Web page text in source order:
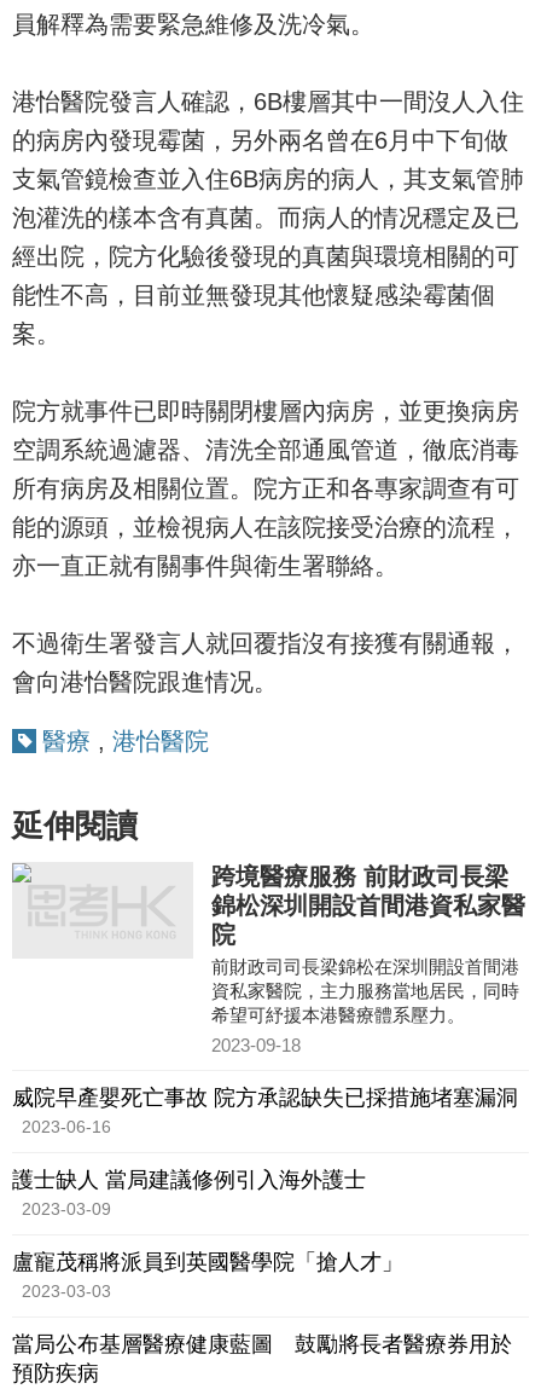
員解釋為需要緊急維修及洗冷氣。
港怡醫院發言人確認，6B樓層其中一間沒人入住
的病房內發現霉菌，另外兩名曾在6月中下旬做
支氣管鏡檢查並入住6B病房的病人，其支氣管肺
泡灌洗的樣本含有真菌。而病人的情况穩定及已
經出院，院方化驗後發現的真菌與環境相關的可
能性不高，目前並無發現其他懷疑感染霉菌個
案。
院方就事件已即時關閉樓層內病房，並更換病房
空調系統過濾器、清洗全部通風管道，徹底消毒
所有病房及相關位置。院方正和各專家調查有可
能的源頭，並檢視病人在該院接受治療的流程，
亦一直正就有關事件與衛生署聯絡。
不過衛生署發言人就回覆指沒有接獲有關通報，
會向港怡醫院跟進情况。
醫療 , 港怡醫院
延伸閱讀
跨境醫療服務 前財政司長梁
錦松深圳開設首間港資私家醫
院
前財政司司長梁錦松在深圳開設首間港
資私家醫院，主力服務當地居民，同時
希望可紓援本港醫療體系壓力。
2023-09-18
威院早產嬰死亡事故 院方承認缺失已採措施堵塞漏洞
2023-06-16
護士缺人 當局建議修例引入海外護士
2023-03-09
盧寵茂稱將派員到英國醫學院「搶人才」
2023-03-03
當局公布基層醫療健康藍圖 鼓勵將長者醫療券用於
預防疾病